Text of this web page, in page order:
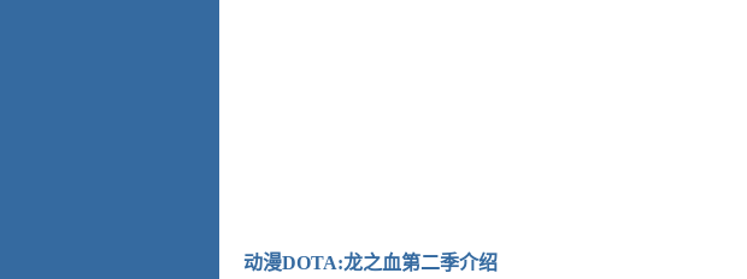
动漫DOTA:龙之血第二季介绍